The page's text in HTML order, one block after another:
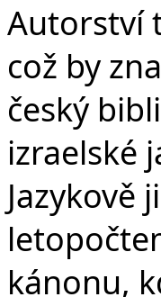
Autorství
což by
český
izraelské
Jazykově
kánonu,